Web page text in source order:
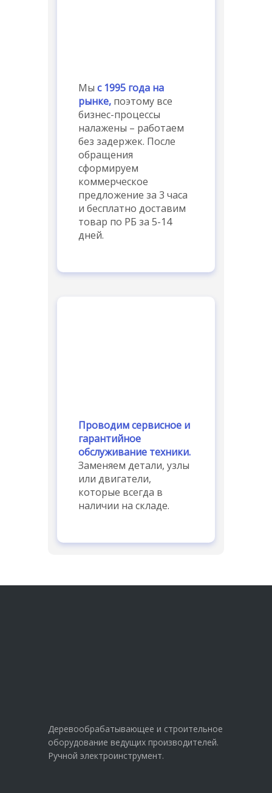
Мы с 1995 года на
рынке, поэтому все
бизнес-процессы
налажены – работаем
без задержек. После
обращения
сформируем
коммерческое
предложение за 3 часа
и бесплатно доставим
товар по РБ за 5-14
дней.
Проводим сервисное и
гарантийное
обслуживание техники.
Заменяем детали, узлы
или двигатели,
которые всегда в
наличии на складе.
Деревообрабатывающее и строительное
оборудование ведущих производителей.
Ручной электроинструмент.